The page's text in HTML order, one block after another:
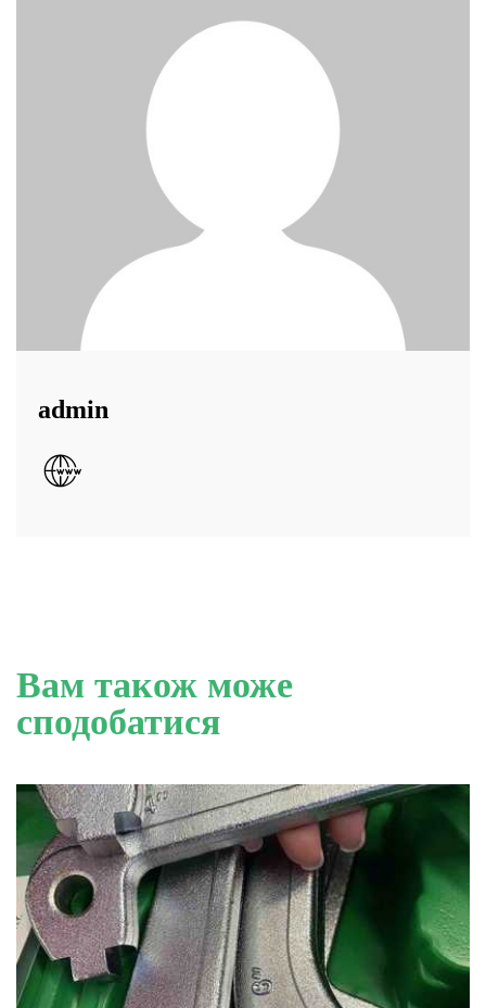
admin
Вам також може
сподобатися